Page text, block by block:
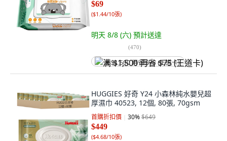
$69
($1.44/10張)
明天 8/8 (六) 預計送達
(470)
满 $1,500 再省 $75 (王道卡)
HUGGIES 好奇 Y24 小森林純水嬰兒超
厚濕巾 40523, 12個, 80張, 70gsm
首購折扣價 30%$649
$449
($4.68/10張)